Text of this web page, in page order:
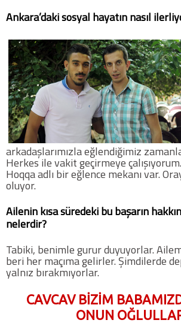
Ankara’daki sosyal hayatın nasıl
arkadaşlarımızla eğlendiğimiz
Herkes ile vakit geçirmeye
Hoqqa adlı bir eğlence mekanı var.
oluyor.
Ailenin kısa süredeki bu başarın
nelerdir?
Tabiki, benimle gurur duyuyorlar.
beri her maçıma gelirler. Şimdilerde
yalnız bırakmıyorlar.
CAVCAV BİZİM
ONUN